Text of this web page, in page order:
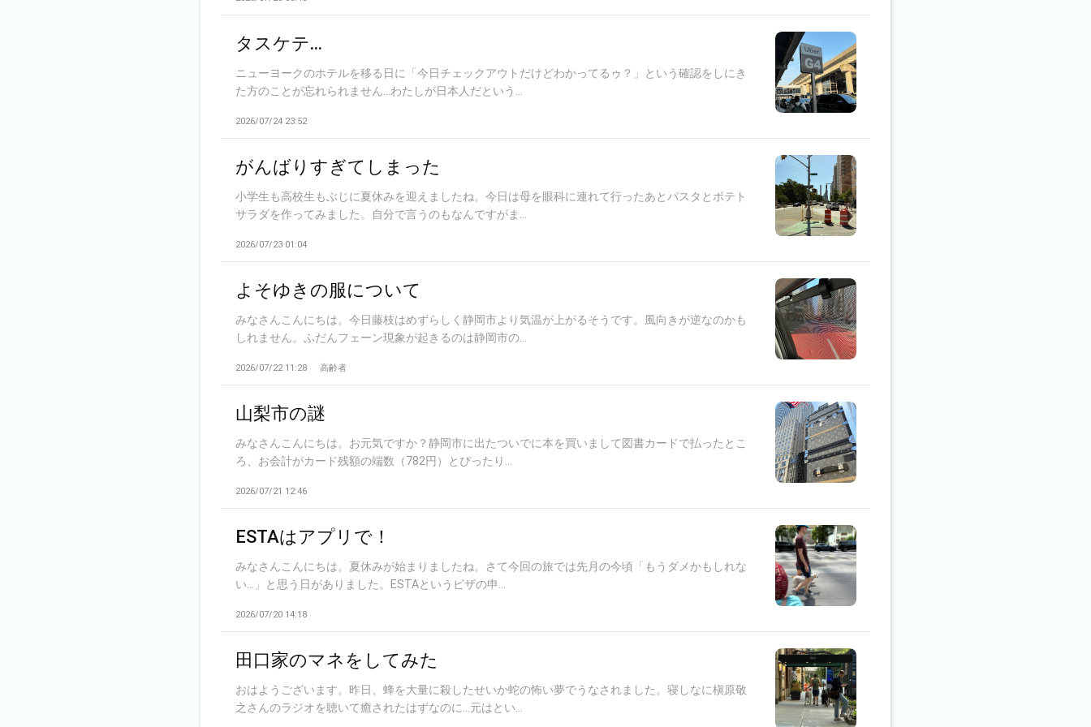
タスケテ…
ニューヨークのホテルを移る日に「今日チェックアウトだけどわかってるゥ？」という確認をしにき
た方のことが忘れられません…わたしが日本人だという...
2026/07/24 23:52
がんばりすぎてしまった
小学生も高校生もぶじに夏休みを迎えましたね。今日は母を眼科に連れて行ったあとパスタとポテト
サラダを作ってみました。自分で言うのもなんですがま...
2026/07/23 01:04
よそゆきの服について
みなさんこんにちは。今日藤枝はめずらしく静岡市より気温が上がるそうです。風向きが逆なのかも
しれません。ふだんフェーン現象が起きるのは静岡市の...
2026/07/22 11:28 高齢者
山梨市の謎
みなさんこんにちは。お元気ですか？静岡市に出たついでに本を買いまして図書カードで払ったとこ
ろ、お会計がカード残額の端数（782円）とぴったり...
2026/07/21 12:46
ESTAはアプリで！
みなさんこんにちは。夏休みが始まりましたね。さて今回の旅では先月の今頃「もうダメかもしれな
い…」と思う日がありました。ESTAというビザの申...
2026/07/20 14:18
田口家のマネをしてみた
おはようございます。昨日、蜂を大量に殺したせいか蛇の怖い夢でうなされました。寝しなに槇原敬
之さんのラジオを聴いて癒されたはずなのに…元はとい...